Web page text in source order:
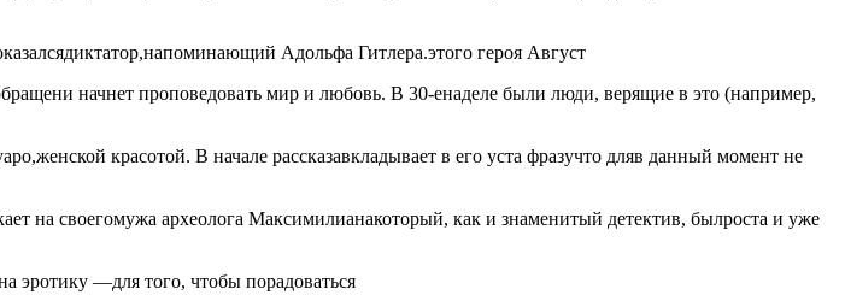
диктатор,напоминающий Адольфа Гитлера.этого героя Август
и начнет проповедовать мир и любовь. В 30-енаделе были люди, верящие в это (например,
женской красотой. В начале рассказавкладывает в его уста фразучто дляв данный момент не
на своегомужа археолога Максимилианакоторый, как и знаменитый детектив, былроста и уже
эротику —для того, чтобы порадоваться